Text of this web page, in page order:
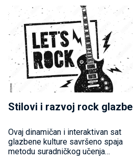
Stilovi i razvoj rock glazbe
Ovaj dinamičan i interaktivan sat
glazbene kulture savršeno spaja
metodu suradničkog učenja